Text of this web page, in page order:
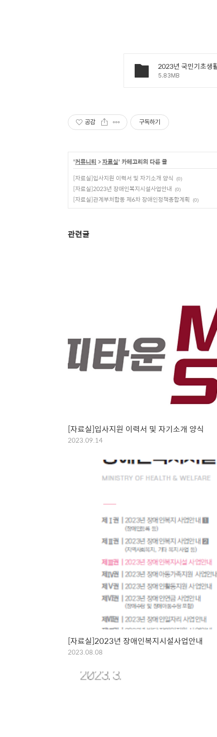
2023년 국민기초생
5.83MB
공감 구독하기
'커뮤니티 >자료실' 카테고리의 다른 글
[자료실]입사지원 이력서 및 자기소개 양식
(0)
[자료실]2023년 장애인복지시설사업안내 (0)
[자료실]관계부처합동 제6차 장애인정책종합계획 (0)
관련글
[자료실]입사지원 이력서 및 자기소개 양식
2023.09.14
[자료실]2023년 장애인복지시설사업안내
2023.08.08